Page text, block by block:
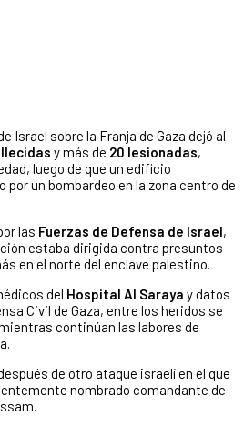
Israel sobre la Franja de Gaza dejó al
y más de 20 lesionadas,
luego de que un edificio
un bombardeo en la zona centro de
las Fuerzas de Defensa de Israel,
estaba dirigida contra presuntos
en el norte del enclave palestino.
del Hospital Al Saraya y datos
Civil de Gaza, entre los heridos se
continúan las labores de
de otro ataque israelí en el que
nombrado comandante de